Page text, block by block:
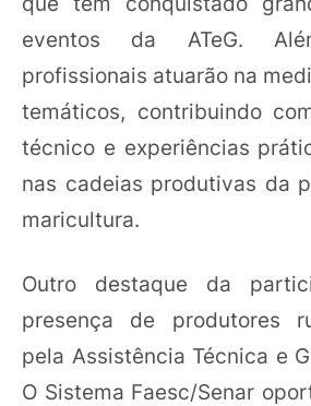
eventos da ATeG.
profissionais atuarão na
temáticos, contribuindo
técnico e experiências
nas cadeias produtivas da
maricultura.
Outro destaque da
presença de produtores
pela Assistência Técnica e
O Sistema Faesc/Senar